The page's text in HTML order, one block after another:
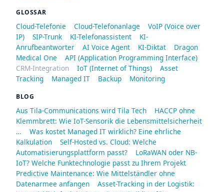
GLOSSAR
Cloud-Telefonie Cloud-Telefonanlage
VoIP (Voice over
IP)
SIP-Trunk KI-Telefonassistent
KI-
Anrufbeantworter
AI Voice Agent KI-Diktat
Dragon
Medical One
API (Application Programming Interface)
CRM-Integration
IoT (Internet of Things)
Asset
Tracking
Managed IT Backup Monitoring
BLOG
Aus Tila-Communications wird Tila Tech
HACCP ohne
Klemmbrett: Wie IoT-Sensorik die Lebensmittelsicherheit
…
Was kostet Managed IT wirklich? Eine ehrliche
Kalkulation
Self-Hosted vs. Cloud: Welche
Automatisierungsplattform passt?
LoRaWAN oder NB-
IoT? Welche Funktechnologie passt zu Ihrem Projekt
Predictive Maintenance: Wie Mittelständler ohne
Datenarmee anfangen
Asset-Tracking in der Logistik: